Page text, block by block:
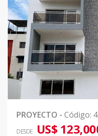
PROYECTO - Código:
DESDE US$